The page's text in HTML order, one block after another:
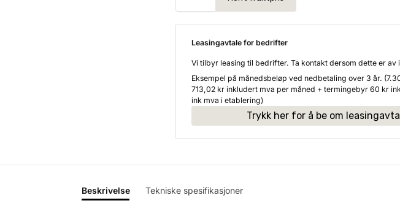
Leasingavtale for bedrifter
Vi tilbyr leasing til bedrifter. Ta kontakt dersom dette er av
Eksempel på månedsbeløp ved nedbetaling over 3 år.
713,02 krinkludert mva per måned + termingebyr 60 kr
ink mva i etablering)
Trykk her for å be om
Beskrivelse Tekniske spesifikasjoner